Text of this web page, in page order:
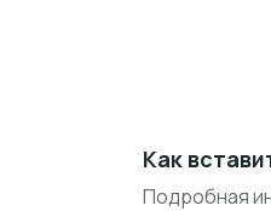
Как
Подробная